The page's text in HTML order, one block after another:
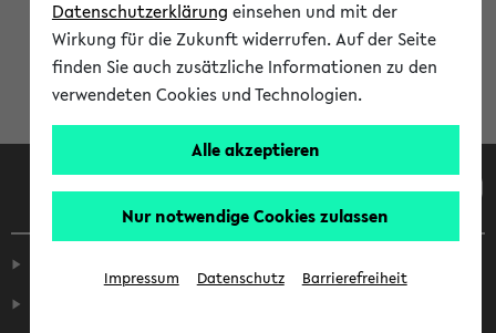
Anmeldung am eKVV
Datenschutzerklärung einsehen und mit der
Wirkung für die Zukunft widerrufen. Auf der Seite
finden Sie auch zusätzliche Informationen zu den
verwendeten Cookies und Technologien.
Alle akzeptieren
Nur notwendige Cookies zulassen
Impressum Datenschutz Barrierefreiheit